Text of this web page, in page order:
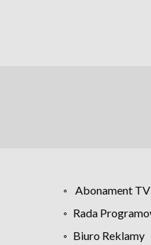
Abonament
Rada
Biuro Reklamy